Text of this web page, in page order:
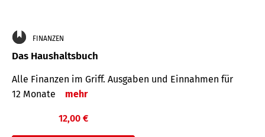
FINANZEN
Das Haushaltsbuch
Alle Finanzen im Griff. Aus­gaben und Ein­nahmen für
12 Monate
mehr
12,00 €